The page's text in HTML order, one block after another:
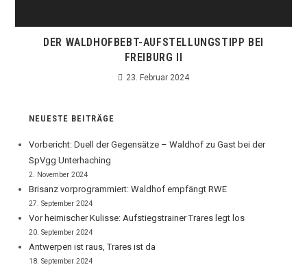
DER WALDHOFBEBT-AUFSTELLUNGSTIPP BEI
FREIBURG II
23. Februar 2024
NEUESTE BEITRÄGE
Vorbericht: Duell der Gegensätze – Waldhof zu Gast bei der
SpVgg Unterhaching
2. November 2024
Brisanz vorprogrammiert: Waldhof empfängt RWE
27. September 2024
Vor heimischer Kulisse: Aufstiegstrainer Trares legt los
20. September 2024
Antwerpen ist raus, Trares ist da
18. September 2024